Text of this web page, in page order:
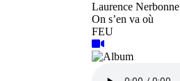
Laurence Nerbonne
On s’en va où
FEU